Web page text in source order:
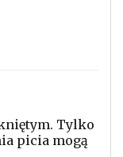
Tylko
picia mogą